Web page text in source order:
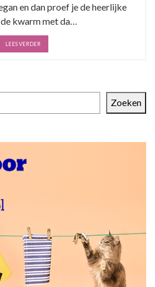
en dan proef je de heerlijke
kwarm met da…
LEES VERDER
Zoeken